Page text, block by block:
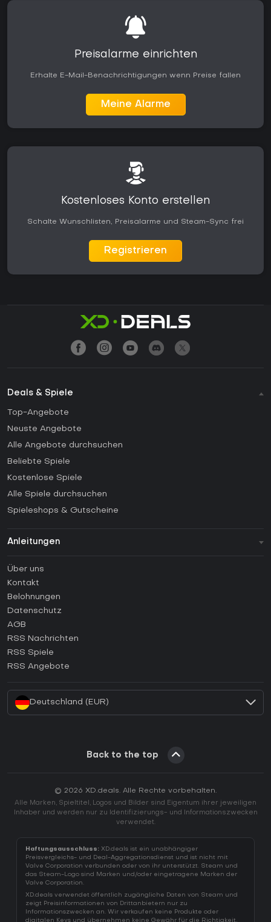
Preisalarme einrichten
Erhalte E-Mail-Benachrichtigungen wenn Preise fallen
Meine Alarme
Kostenloses Konto erstellen
Schalte Wunschlisten, Preisalarme und Steam-Sync frei
Registrieren
Deals & Spiele
Top-Angebote
Neuste Angebote
Alle Angebote durchsuchen
Beliebte Spiele
Kostenlose Spiele
Alle Spiele durchsuchen
Spieleshops & Gutscheine
Anleitungen
Anleitungen
Wie aktiviert man einen Steam CD Key?
Wie aktiviert man einen Epic Games CD Key?
Wie aktiviert man einen GOG CD Key?
Wie aktiviert man einen Ubisoft Connect CD Key?
Über uns
Kontakt
Belohnungen
Datenschutz
AGB
RSS Nachrichten
RSS Spiele
RSS Angebote
Deutschland (EUR)
Back to the top
© 2026 XD.deals. Alle Rechte vorbehalten.
Alle Marken, Spieltitel, Logos und Bilder sind Eigentum ihrer jeweiligen
Inhaber und werden nur zu Identifizierungs- und Informationszwecken
verwendet.
Haftungsausschluss: XD.deals ist ein unabhängiger
Preisvergleichs- und Deal-Aggregationsdienst und ist nicht mit
Valve Corporation verbunden oder von ihr unterstützt. Steam und
das Steam-Logo sind Marken und/oder eingetragene Marken der
Valve Corporation.
XD.deals verwendet öffentlich zugängliche Daten von Steam und
zeigt Preisinformationen von Drittanbietern nur zu
Informationszwecken an. Wir verkaufen keine Produkte oder
digitalen Keys und übernehmen keine Gewähr für die Richtigkeit,